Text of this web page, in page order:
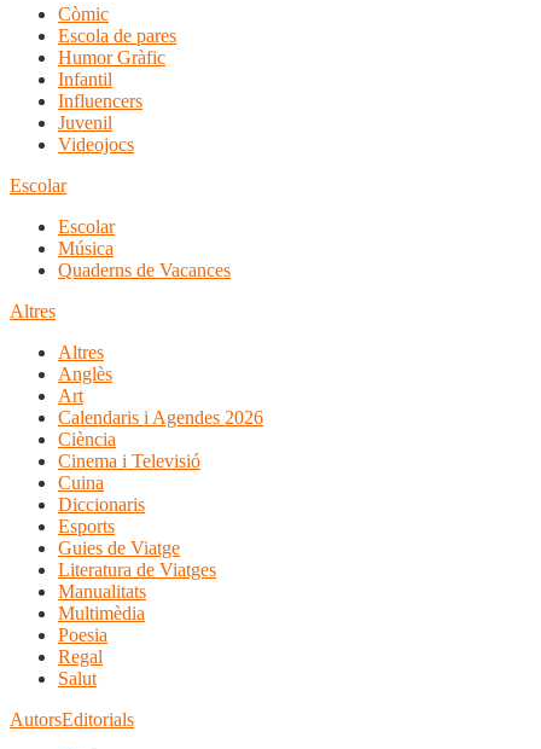
Còmic
Escola de pares
Humor Gràfic
Infantil
Influencers
Juvenil
Videojocs
Escolar
Escolar
Música
Quaderns de Vacances
Altres
Altres
Anglès
Art
Calendaris i Agendes 2026
Ciència
Cinema i Televisió
Cuina
Diccionaris
Esports
Guies de Viatge
Literatura de Viatges
Manualitats
Multimèdia
Poesia
Regal
Salut
AutorsEditorials